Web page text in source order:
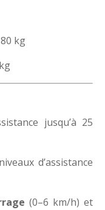
kg
jusqu’à 25
d’assistance
(0–6 km/h) et